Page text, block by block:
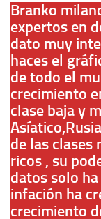
Branko
expertos en
dato muy
haces el
de todo el
crecimiento
clase baja y
de las clases
ricos , su
datos solo
infación ha
crecimiento